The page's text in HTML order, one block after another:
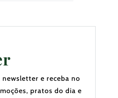
newsletter e receba no
pratos do dia e